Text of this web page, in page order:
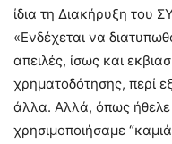
ίδια τη Διακήρυξη του
«Ενδέχεται να
απειλές, ίσως και
χρηματοδότησης, περί
άλλα. Αλλά, όπως
χρησιμοποιήσαμε